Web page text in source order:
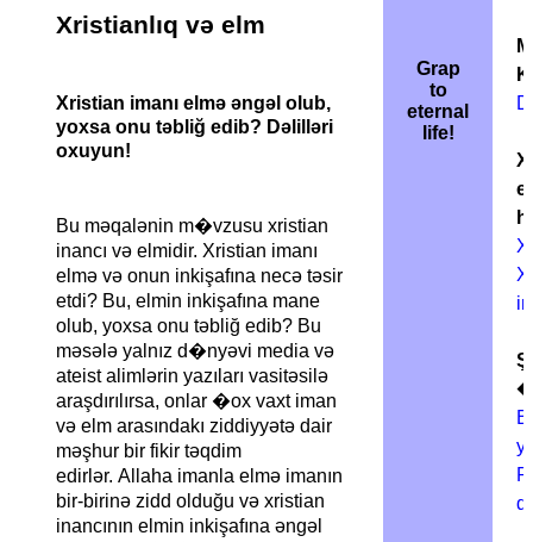
Xristianlıq və elm
Xristian imanı elmə əngəl olub,
yoxsa onu təbliğ edib? Dəlilləri
oxuyun!
Bu məqalənin m�vzusu xristian
inancı və elmidir. Xristian imanı
elmə və onun inkişafına necə təsir
etdi? Bu, elmin inkişafına mane
olub, yoxsa onu təbliğ edib? Bu
məsələ yalnız d�nyəvi media və
ateist alimlərin yazıları vasitəsilə
araşdırılırsa, onlar �ox vaxt iman
və elm arasındakı ziddiyyətə dair
məşhur bir fikir təqdim
edirlər. Allaha imanla elmə imanın
bir-birinə zidd olduğu və xristian
inancının elmin inkişafına əngəl
Grap
to
eternal
life!